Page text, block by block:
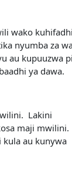
wako kuhifadhi
nyumba za
au kupuuzwa
ya dawa.
Lakini
maji mwilini.
kula au kunywa